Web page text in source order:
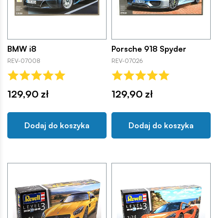
BMW i8
REV-07008
129,90 zł
Dodaj do koszyka
Porsche 918 Spyder
REV-07026
129,90 zł
Dodaj do koszyka